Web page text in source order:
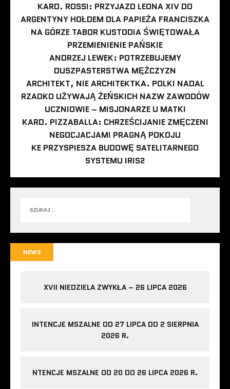
KARD. ROSSI: PRZYJAZD LEONA XIV DO
ARGENTYNY HOŁDEM DLA PAPIEŻA FRANCISZKA
NA GÓRZE TABOR KUSTODIA ŚWIĘTOWAŁA
PRZEMIENIENIE PAŃSKIE
ANDRZEJ LEWEK: POTRZEBUJEMY
DUSZPASTERSTWA MĘŻCZYZN
ARCHITEKT, NIE ARCHITEKTKA. POLKI NADAL
RZADKO UŻYWAJĄ ŻEŃSKICH NAZW ZAWODÓW
UCZNIOWIE – MISJONARZE U MATKI
KARD. PIZZABALLA: CHRZEŚCIJANIE ZMĘCZENI
NEGOCJACJAMI PRAGNĄ POKOJU
KE PRZYSPIESZA BUDOWĘ SATELITARNEGO
SYSTEMU IRIS2
NEWS
XVII NIEDZIELA ZWYKŁA – 26 LIPCA 2026
INTENCJE MSZALNE OD 27 LIPCA DO 2 SIERPNIA
2026 R.
NTENCJE MSZALNE OD 20 DO 26 LIPCA 2026 R.